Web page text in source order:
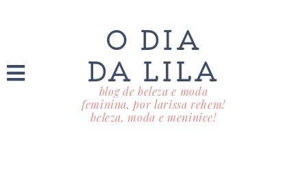
O DIA
DA LILA
blog de beleza e moda
feminina, por larissa rehem!
beleza, moda e meninice!